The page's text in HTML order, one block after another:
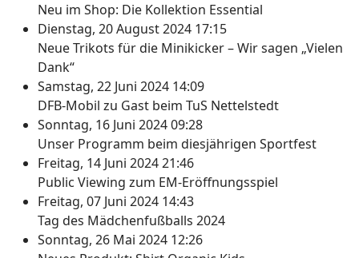
Neu im Shop: Die Kollektion Essential
Dienstag, 20 August 2024 17:15
Neue Trikots für die Minikicker – Wir sagen „Vielen
Dank“
Samstag, 22 Juni 2024 14:09
DFB-Mobil zu Gast beim TuS Nettelstedt
Sonntag, 16 Juni 2024 09:28
Unser Programm beim diesjährigen Sportfest
Freitag, 14 Juni 2024 21:46
Public Viewing zum EM-Eröffnungsspiel
Freitag, 07 Juni 2024 14:43
Tag des Mädchenfußballs 2024
Sonntag, 26 Mai 2024 12:26